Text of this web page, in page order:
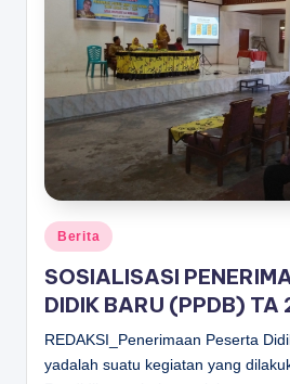
N
G
Posted
in
Berita
SOSIALISASI
DIDIK BARU (PPDB)
REDAKSI_Penerimaan Peserta
yadalah suatu kegiatan yang